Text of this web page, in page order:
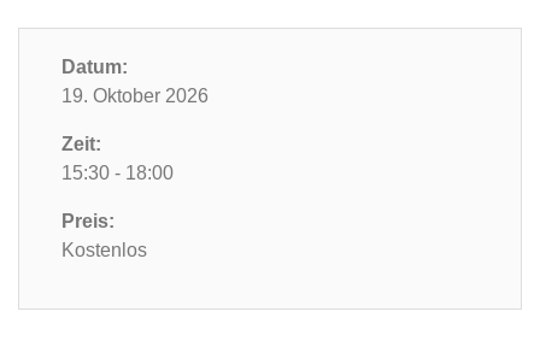
Datum:
19. Oktober 2026
Zeit:
15:30 - 18:00
Preis:
Kostenlos